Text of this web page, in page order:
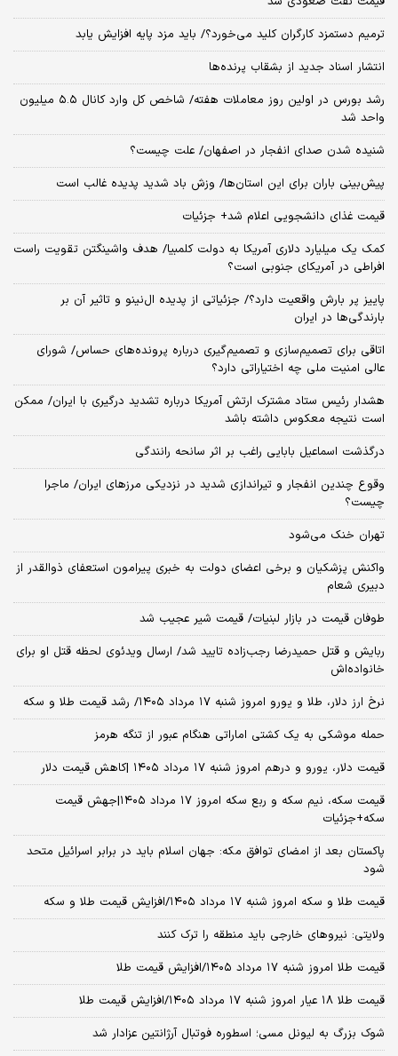
ترمیم دستمزد کارگران کلید می‌خورد؟/ باید مزد پایه افزایش یابد
انتشار اسناد جدید از بشقاب پرنده‌ها
رشد بورس در اولین روز معاملات هفته/ شاخص کل وارد کانال ۵.۵ میلیون
واحد شد
شنیده شدن صدای انفجار در اصفهان/ علت چیست؟
پیش‌بینی باران برای این استان‌ها/ وزش باد شدید پدیده غالب است
قیمت غذای دانشجویی اعلام شد+ جزئیات
کمک یک میلیارد دلاری آمریکا به دولت کلمبیا/ هدف واشینگتن تقویت راست
افراطی در آمریکای جنوبی است؟
پاییز پر بارش واقعیت دارد؟/ جزئیاتی از پدیده ال‌نینو و تاثیر آن بر
بارندگی‌ها در ایران
اتاقی برای تصمیم‌سازی و تصمیم‌گیری درباره پرونده‌های حساس/ شورای
عالی امنیت ملی چه اختیاراتی دارد؟
هشدار رئیس ستاد مشترک ارتش آمریکا درباره تشدید درگیری با ایران/ ممکن
است نتیجه معکوس داشته باشد
درگذشت اسماعیل بابایی راغب بر اثر سانحه رانندگی
وقوع چندین انفجار و تیراندازی شدید در نزدیکی مرز‌های ایران/ ماجرا
چیست؟
تهران خنک می‌شود
واکنش پزشکیان و برخی اعضای دولت به خبری پیرامون استعفای ذوالقدر از
دبیری شعام
طوفان قیمت در بازار لبنیات/ قیمت شیر عجیب شد
ربایش و قتل حمیدرضا رجب‌زاده تایید شد/ ارسال ویدئوی لحظه قتل او برای
خانواده‌اش
نرخ ارز دلار، طلا و یورو امروز شنبه ۱۷ مرداد ۱۴۰۵/ رشد قیمت طلا و سکه
حمله موشکی به یک کشتی اماراتی هنگام عبور از تنگه هرمز
قیمت دلار، یورو و درهم امروز شنبه ۱۷ مرداد ۱۴۰۵ |کاهش قیمت دلار
قیمت سکه، نیم سکه و ربع سکه امروز ۱۷ مرداد ۱۴۰۵|جهش قیمت
سکه+جزئیات
پاکستان بعد از امضای توافق مکه: جهان اسلام باید در برابر اسرائیل متحد
شود
قیمت طلا و سکه امروز شنبه ۱۷ مرداد ۱۴۰۵/افزایش قیمت طلا و سکه
ولایتی: نیروهای خارجی باید منطقه را ترک کنند
قیمت طلا امروز شنبه ۱۷ مرداد ۱۴۰۵/افزایش قیمت طلا
قیمت طلا ۱۸ عیار امروز شنبه ۱۷ مرداد ۱۴۰۵/افزایش قیمت طلا
شوک بزرگ به لیونل مسی؛ اسطوره فوتبال آرژانتین عزادار شد